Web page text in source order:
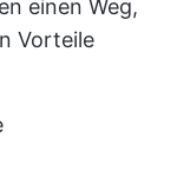
einen Weg,
Vorteile